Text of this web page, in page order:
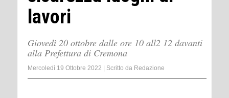
lavori
Giovedì 20 ottobre dalle ore 10 all2 12 davanti
alla Prefettura di Cremona
Mercoledì 19 Ottobre 2022 Scritto da Redazione